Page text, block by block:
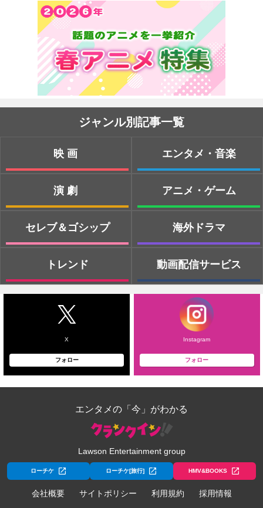
ジャンル別記事一覧
映画
演劇
セレブ＆ゴシップ
トレンド
エンタメ・音楽
アニメ・ゲーム
海外ドラマ
動画配信サービス
X
フォロー
Instagram
フォロー
エンタメの「今」がわかる
Lawson Entertainment group
ローチケ ローチケ[旅行] HMV&BOOKS
会社概要 サイトポリシー 利用規約 採用情報